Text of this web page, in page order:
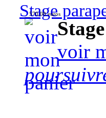
Stage
570,00 euros
voir